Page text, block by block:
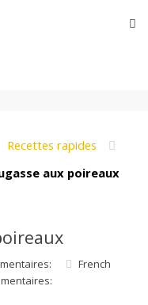
Recettes rapides
aux poireaux
French